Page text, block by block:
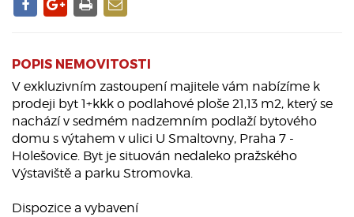
POPIS NEMOVITOSTI
V exkluzivním zastoupení majitele vám nabízíme k
prodeji byt 1+kkk o podlahové ploše 21,13 m2, který se
nachází v sedmém nadzemním podlaží bytového
domu s výtahem v ulici U Smaltovny, Praha 7 -
Holešovice. Byt je situován nedaleko pražského
Výstaviště a parku Stromovka.
Dispozice a vybavení